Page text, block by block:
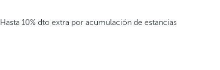
Hasta 10% dto extra por acumulación de estancias